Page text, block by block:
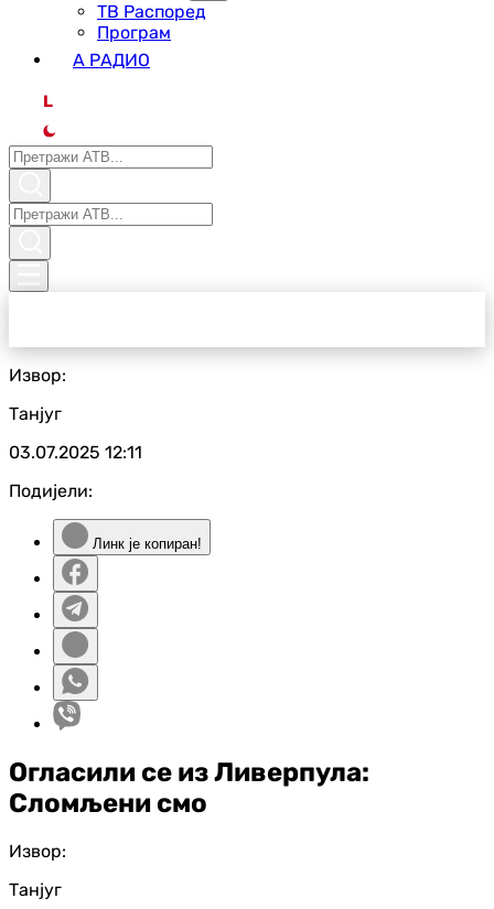
ТВ Распоред
Програм
А РАДИО
L
Извор:
Танјуг
03.07.2025 12:11
Подијели:
Линк је копиран!
Огласили се из Ливерпула:
Сломљени смо
Извор:
Танјуг